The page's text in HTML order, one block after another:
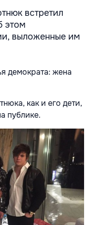
встретил
этом
выложенные им
демократа: жена
как и его дети,
публике.